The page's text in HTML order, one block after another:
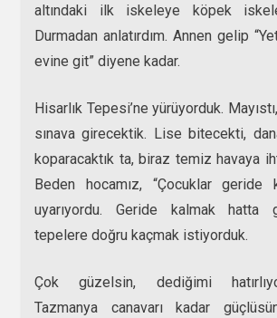
altındaki ilk iskeleye köpek
Durmadan anlatırdım. Annen gelip
evine git” diyene kadar.
Hisarlık Tepesi’ne yürüyorduk.
sınava girecektik. Lise bitecekti,
koparacaktık ta, biraz temiz havaya
Beden hocamız, “Çocuklar geride
uyarıyordu. Geride kalmak hatta
tepelere doğru kaçmak istiyorduk.
Çok güzelsin, dediğimi
Tazmanya canavarı kadar